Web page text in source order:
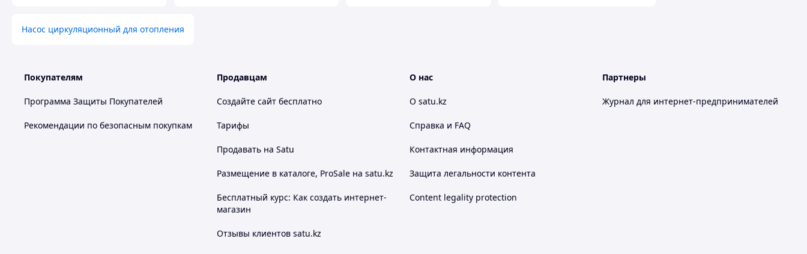
Насос циркуляционный для отопления
Покупателям
Программа Защиты Покупателей
Рекомендации по безопасным покупкам
Продавцам
Создайте сайт бесплатно
Тарифы
Продавать на Satu
Размещение в каталоге, ProSale на satu.kz
Бесплатный курс: Как создать интернет-
магазин
Отзывы клиентов satu.kz
О нас
О satu.kz
Справка и FAQ
Контактная информация
Защита легальности контента
Content legality protection
Партнеры
Журнал для интернет-предпринимателей